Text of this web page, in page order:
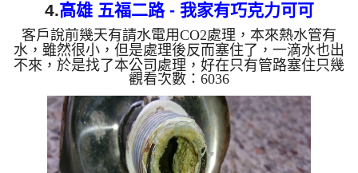
4.高雄 五福二路 - 我家有巧克力可可
客戶說前幾天有請水電用CO2處理，本來熱水管有
水，雖然很小，但是處理後反而塞住了，一滴水也出
不來，於是找了本公司處理，好在只有管路塞住只幾
天，於是我們架起 水管清洗機 ，開始 洗水管 ， 清
洗水管 時，水龍頭沖出相當多的巧克力可可，過程
好幾次 水管堵塞 ， 水管清洗 約三小時，終於讓熱水
水量正常出水。 清洗水管 水管清洗 洗水管 熱水管堵
塞 熱水忽冷忽熱 ...
觀看次數：6036